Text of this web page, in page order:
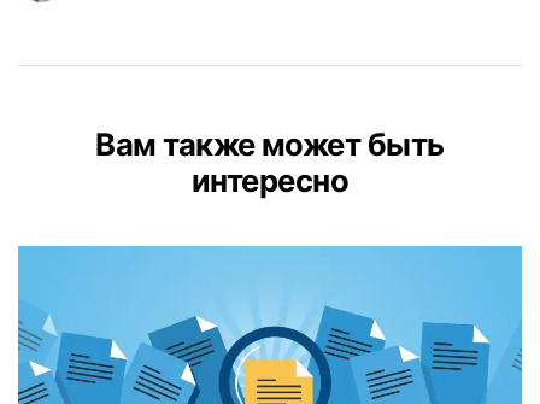
Вам также может быть
интересно